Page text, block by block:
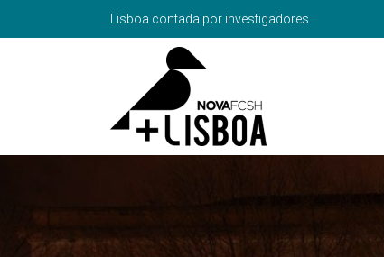
Lisboa contada por investigadores